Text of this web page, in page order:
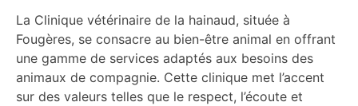
La Clinique vétérinaire de la hainaud, située à
Fougères, se consacre au bien-être animal en offrant
une gamme de services adaptés aux besoins des
animaux de compagnie. Cette clinique met l’accent
sur des valeurs telles que le respect, l’écoute et